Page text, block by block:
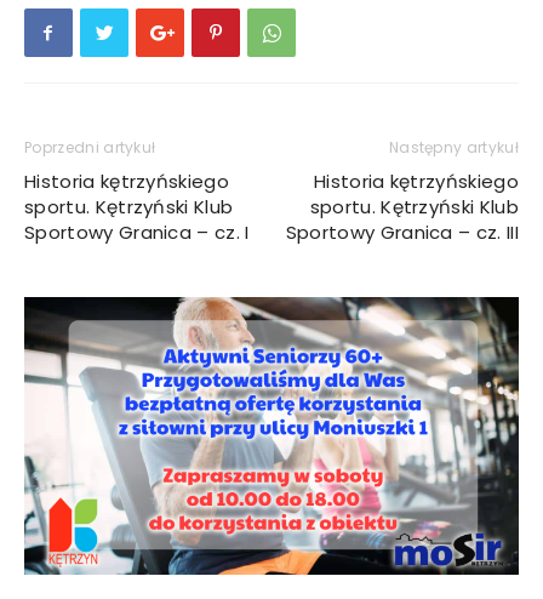
Poprzedni artykuł
Historia kętrzyńskiego
sportu. Kętrzyński Klub
Sportowy Granica – cz. I
Następny artykuł
Historia kętrzyńskiego
sportu. Kętrzyński Klub
Sportowy Granica – cz. III